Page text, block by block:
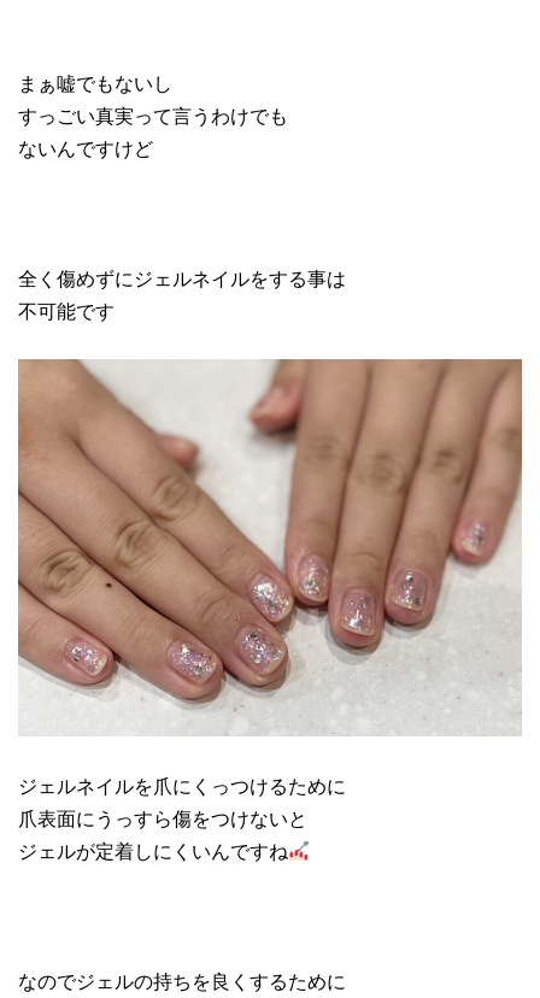
まぁ嘘でもないし
すっごい真実って言うわけでも
ないんですけど
全く傷めずにジェルネイルをする事は
不可能です
ジェルネイルを爪にくっつけるために
爪表面にうっすら傷をつけないと
ジェルが定着しにくいんですね
なのでジェルの持ちを良くするために